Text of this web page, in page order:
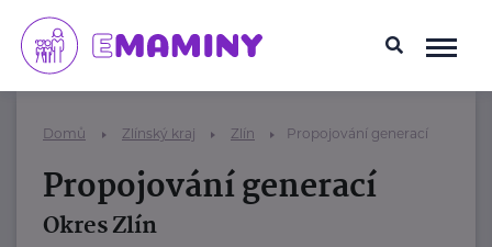
Domů Zlínský kraj Zlín Propojování generací
Propojování generací
Okres Zlín